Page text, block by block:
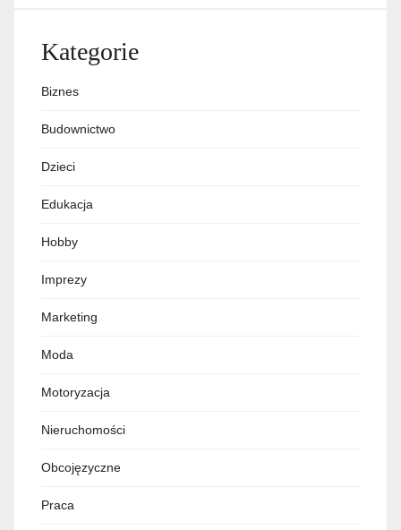
Kategorie
Biznes
Budownictwo
Dzieci
Edukacja
Hobby
Imprezy
Marketing
Moda
Motoryzacja
Nieruchomości
Obcojęzyczne
Praca